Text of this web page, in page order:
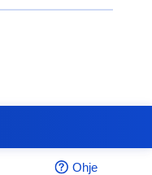
Ohje